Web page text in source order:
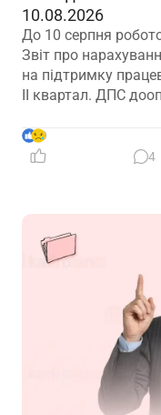
10.08.2026
До 10 серпня
Звіт про
на підтримку
ІІ квартал. ДПС
далі
9
4